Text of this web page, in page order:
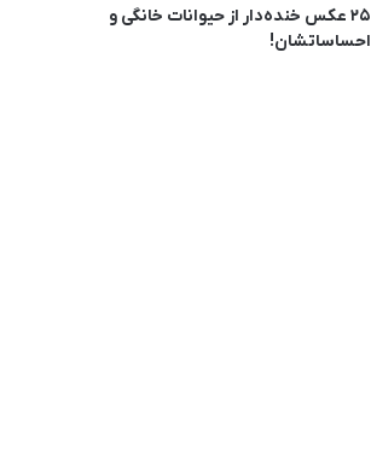
25 عکس خنده‌دار از حیوانات خانگی و
احساساتشان!